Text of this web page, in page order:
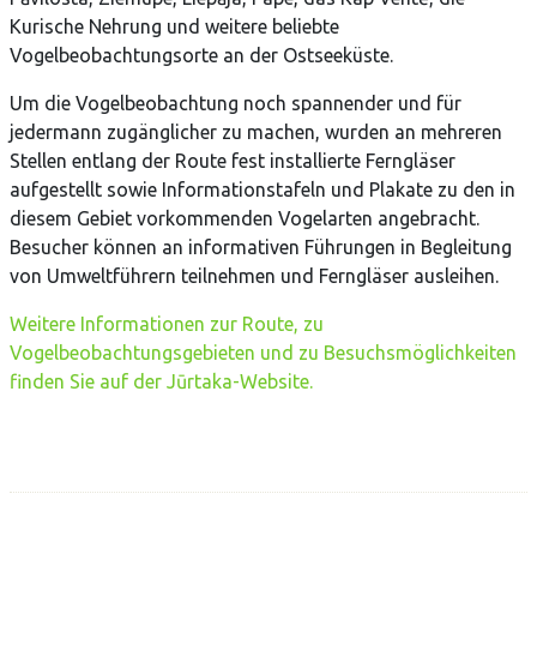
Kurische Nehrung und weitere beliebte
Vogelbeobachtungsorte an der Ostseeküste.
Um die Vogelbeobachtung noch spannender und für
jedermann zugänglicher zu machen, wurden an mehreren
Stellen entlang der Route fest installierte Ferngläser
aufgestellt sowie Informationstafeln und Plakate zu den in
diesem Gebiet vorkommenden Vogelarten angebracht.
Besucher können an informativen Führungen in Begleitung
von Umweltführern teilnehmen und Ferngläser ausleihen.
Weitere Informationen zur Route, zu
Vogelbeobachtungsgebieten und zu Besuchsmöglichkeiten
finden Sie auf der Jūrtaka-Website.